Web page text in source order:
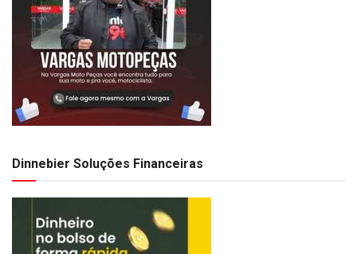
Dinnebier Soluções Financeiras